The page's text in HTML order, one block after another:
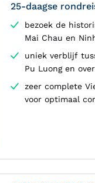
25-daagse
bezoek de
Mai Chau en
uniek verblijf
Pu Luong en
zeer complete
voor optimaal